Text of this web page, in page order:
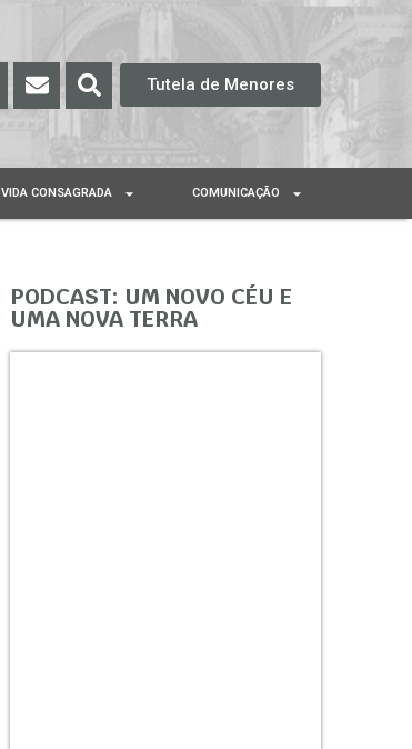
Tutela de Menores
VIDA CONSAGRADA COMUNICAÇÃO
PODCAST: UM NOVO CÉU E
UMA NOVA TERRA